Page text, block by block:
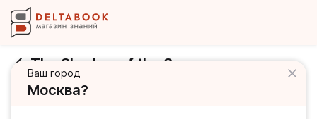
Ваш город
Москва?
The Shadow of the Sun